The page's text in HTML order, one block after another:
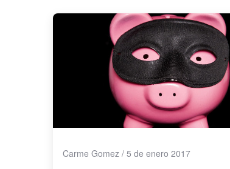
Carme Gomez / 5 de enero 2017